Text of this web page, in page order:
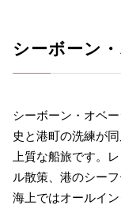
シーボーン
シーボーン・オベ
史と港町の洗練が
上質な船旅です。
ル散策、港のシー
海上ではオールイ